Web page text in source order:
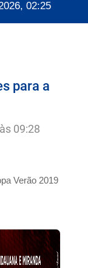
02:25
para a
09:28